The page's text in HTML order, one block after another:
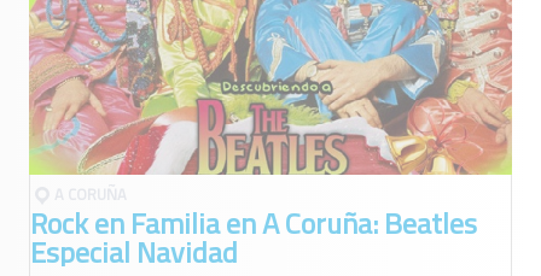
Rock en Familia en A Coruña: Beatles
Especial Navidad